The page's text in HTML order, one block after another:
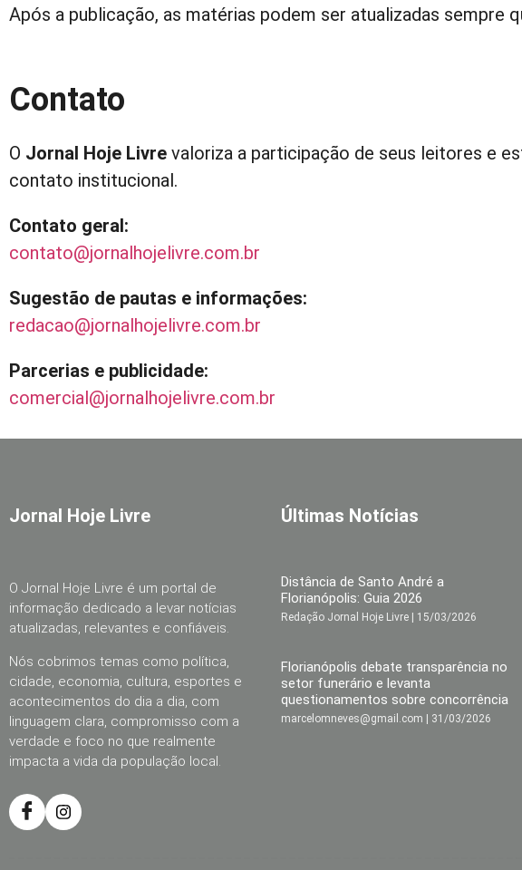
Após a publicação, as matérias podem ser atualizadas sempre
Contato
O Jornal Hoje Livre valoriza a participação de seus leitores e
contato institucional.
Contato geral:
contato@jornalhojelivre.com.br
Sugestão de pautas e informações:
redacao@jornalhojelivre.com.br
Parcerias e publicidade:
comercial@jornalhojelivre.com.br
Jornal Hoje Livre
O Jornal Hoje Livre é um portal de
informação dedicado a levar notícias
atualizadas, relevantes e confiáveis.
Nós cobrimos temas como política,
cidade, economia, cultura, esportes e
acontecimentos do dia a dia, com
linguagem clara, compromisso com a
verdade e foco no que realmente
impacta a vida da população local.
Últimas Notícias
Distância de Santo André a
Florianópolis: Guia 2026
Redação Jornal Hoje Livre 15/03/2026
Florianópolis debate transparência no
setor funerário e levanta
questionamentos sobre concorrência
marcelomneves@gmail.com 31/03/2026